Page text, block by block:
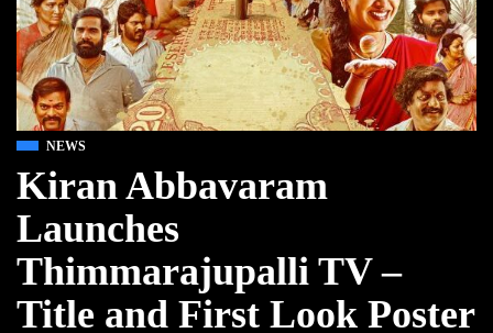
NEWS
Kiran Abbavaram
Launches
Thimmarajupalli TV –
Title and First Look Poster